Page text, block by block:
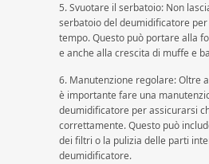
5. Svuotare il serbatoio: Non
serbatoio del deumidificatore
tempo. Questo può portare alla
e anche alla crescita di muffe e
6. Manutenzione regolare: Oltre
è importante fare una
deumidificatore per assicurarsi
correttamente. Questo può
dei filtri o la pulizia delle parti
deumidificatore.